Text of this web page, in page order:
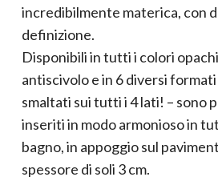
incredibilmente materica, con
definizione.
Disponibili in tutti i colori
antiscivolo e in 6 diversi
smaltati sui tutti i 4 lati! – sono
inseriti in modo armonioso in
bagno, in appoggio sul
spessore di soli 3 cm.